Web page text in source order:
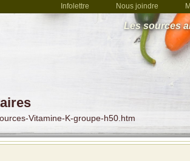
Infolettre Nous joindre
Les sources
Vitamine-K-groupe-h50.htm